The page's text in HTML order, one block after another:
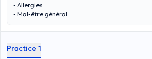
- Allergies
- Mal-être général
Practice 1